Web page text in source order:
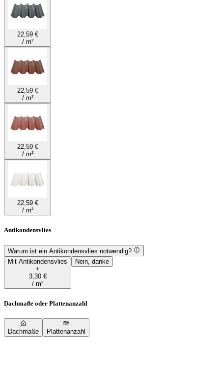
22,59 €
/ m²
22,59 €
/ m²
22,59 €
/ m²
22,59 €
/ m²
Antikondensvlies
Warum ist ein Antikondensvlies notwendig?
Mit Antikondensvlies
+
3,30 €
/ m²
Nein, danke
Dachmaße oder Plattenanzahl
Dachmaße Plattenanzahl